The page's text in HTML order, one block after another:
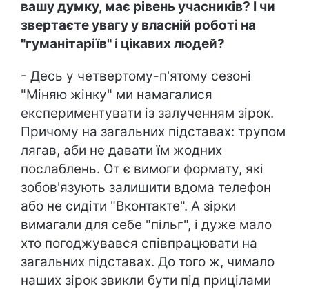
вашу думку, має рівень учасників? І чи
звертаєте увагу у власній роботі на
"гуманітаріїв" і цікавих людей?
- Десь у четвертому-п'ятому сезоні
"Міняю жінку" ми намагалися
експериментувати із залученням зірок.
Причому на загальних підставах: трупом
лягав, аби не давати їм жодних
послаблень. От є вимоги формату, які
зобов'язують залишити вдома телефон
або не сидіти "Вконтакте". А зірки
вимагали для себе "пільг", і дуже мало
хто погоджувався співпрацювати на
загальних підставах. До того ж, чимало
наших зірок звикли бути під прицілами